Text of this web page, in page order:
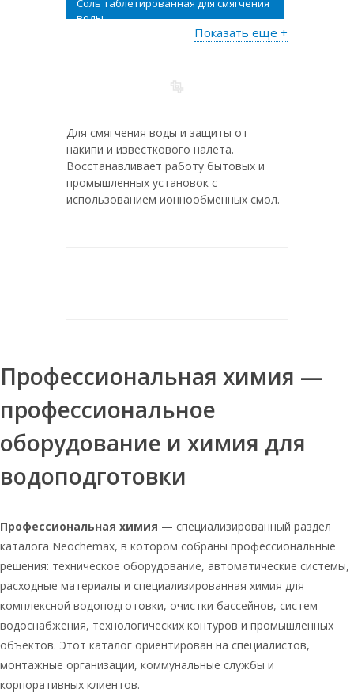
Соль таблетированная для смягчения
воды
Руссоль таблетированная
Соль таблетированная мозырьсоль 25
Соль таблетированная мозырьсоль в
мешках по 25 кг
Соль таблетированная 10
Соль таблетированная для умягчения
воды
Соль таблетированная 3
Таблетированная 25 кг соль
Таблетированная соль для очистки
Мозырь соль оптом таблетированная
25
Соль таблетированная
универсальная 25 кг
Руссоль 1 кг
Таблетированная соль 25
Соль таблетированная экстра мешок
25 кг
Показать еще +
Для смягчения воды и защиты от
накипи и известкового налета.
Восстанавливает работу бытовых и
промышленных установок с
использованием ионнообменных смол.
Профессиональная химия —
профессиональное
оборудование и химия для
водоподготовки
Профессиональная химия — специализированный раздел
каталога Neochemax, в котором собраны профессиональные
решения: техническое оборудование, автоматические системы,
расходные материалы и специализированная химия для
комплексной водоподготовки, очистки бассейнов, систем
водоснабжения, технологических контуров и промышленных
объектов. Этот каталог ориентирован на специалистов,
монтажные организации, коммунальные службы и
корпоративных клиентов.